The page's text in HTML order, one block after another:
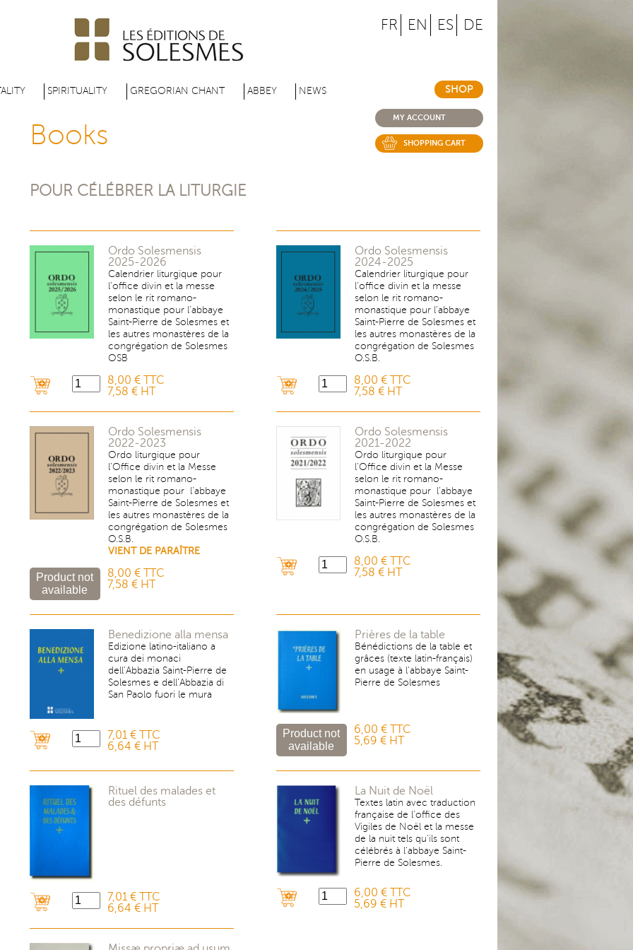
to
main
FR EN ES DE
SPIRITUALITY GREGORIAN CHANT ABBEY NEWS SHOP
MY ACCOUNT
SHOPPING CART
Books
POUR CÉLÉBRER LA LITURGIE
Ordo Solesmensis
2025-2026
Calendrier liturgique pour
l’office divin et la messe
selon le rit romano-
monastique pour l’abbaye
Saint-Pierre de Solesmes et
les autres monastères de la
congrégation de Solesmes
OSB
8,00 € TTC
7,58 € HT
Ordo Solesmensis
2024-2025
Calendrier liturgique pour
l’office divin et la messe
selon le rit romano-
monastique pour l’abbaye
Saint-Pierre de Solesmes et
les autres monastères de la
congrégation de Solesmes
O.S.B.
8,00 € TTC
7,58 € HT
Ordo Solesmensis
2022-2023
Ordo liturgique pour
l’Office divin et la Messe
selon le rit romano-
monastique pour l’abbaye
Saint-Pierre de Solesmes et
les autres monastères de la
congrégation de Solesmes
O.S.B.
VIENT DE PARAÎTRE
8,00 € TTC
7,58 € HT
Ordo Solesmensis
2021-2022
Ordo liturgique pour
l’Office divin et la Messe
selon le rit romano-
monastique pour l’abbaye
Saint-Pierre de Solesmes et
les autres monastères de la
congrégation de Solesmes
O.S.B.
8,00 € TTC
7,58 € HT
Benedizione alla mensa
Edizione latino-italiano a
cura dei monaci
dell’Abbazia Saint-Pierre de
Solesmes e dell’Abbazia di
San Paolo fuori le mura
7,01 € TTC
6,64 € HT
Prières de la table
Bénédictions de la table et
grâces (texte latin-français)
en usage à l'abbaye Saint-
Pierre de Solesmes
6,00 € TTC
5,69 € HT
Rituel des malades et
des défunts
7,01 € TTC
6,64 € HT
La Nuit de Noël
Textes latin avec traduction
française de l'office des
Vigiles de Noël et la messe
de la nuit tels qu'ils sont
célébrés à l'abbaye Saint-
Pierre de Solesmes.
6,00 € TTC
5,69 € HT